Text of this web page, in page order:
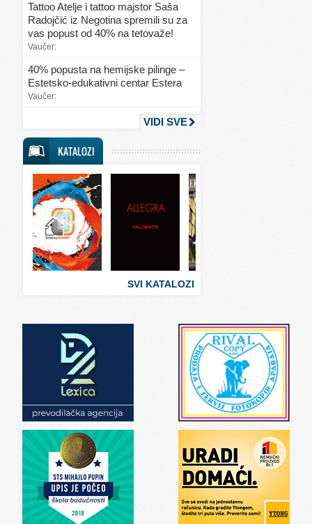
Svet kulinarstva
Svet lepote
Svet mode
Svet sporta
Svet tehnike
Svet ugostiteljstva
Svet zabave i umetnosti
Svet zanimljivosti
Svet zdravlja
Tattoo Atelje i tattoo majstor Saša
Radojčić iz Negotina spremili su za
vas popust od 40% na tetovaže!
Vaučer:
40% popusta na hemijske pilinge –
Estetsko-edukativni centar Estera
Vaučer:
VIDI SVE
KATALOZI
SVI KATALOZI